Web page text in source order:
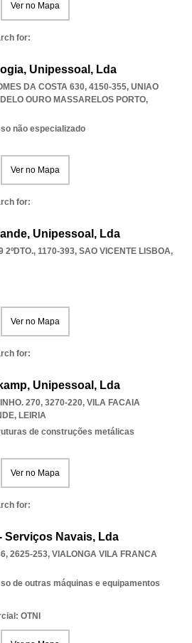
Ver no Mapa
for:
Unipessoal, Lda
DA COSTA 630, 4150-355, UNIAO
OURO MASSARELOS PORTO,
não especializado
Ver no Mapa
for:
Unipessoal, Lda
2ºDTO., 1170-393, SAO VICENTE LISBOA,
Ver no Mapa
for:
Unipessoal, Lda
270, 3270-220, VILA FACAIA
, LEIRIA
de construções metálicas
Ver no Mapa
for:
Serviços Navais, Lda
2625-253, VIALONGA VILA FRANCA
de outras máquinas e equipamentos
OTNI